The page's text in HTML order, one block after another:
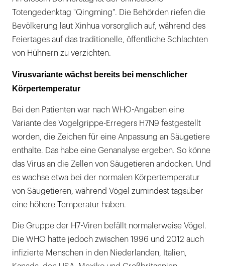
Totengedenktag "Qingming". Die Behörden riefen die
Bevölkerung laut Xinhua vorsorglich auf, während des
Feiertages auf das traditionelle, öffentliche Schlachten
von Hühnern zu verzichten.
Virusvariante wächst bereits bei menschlicher
Körpertemperatur
Bei den Patienten war nach WHO-Angaben eine
Variante des Vogelgrippe-Erregers H7N9 festgestellt
worden, die Zeichen für eine Anpassung an Säugetiere
enthalte. Das habe eine Genanalyse ergeben. So könne
das Virus an die Zellen von Säugetieren andocken. Und
es wachse etwa bei der normalen Körpertemperatur
von Säugetieren, während Vögel zumindest tagsüber
eine höhere Temperatur haben.
Die Gruppe der H7-Viren befällt normalerweise Vögel.
Die WHO hatte jedoch zwischen 1996 und 2012 auch
infizierte Menschen in den Niederlanden, Italien,